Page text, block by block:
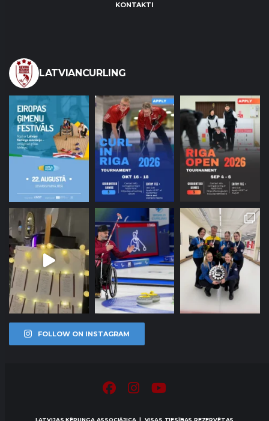
KONTAKTI
LATVIANCURLING
FOLLOW ON INSTAGRAM
LATVIJAS KĒRLINGA ASSOCIĀJICA | VISAS TIESĪBAS REZERVĒTAS